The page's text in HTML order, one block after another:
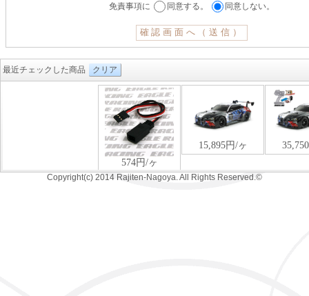
免責事項に
同意する。 同意しない。
最近チェックした商品 クリア
Copyright(c) 2014 Rajiten-Nagoya. All Rights Reserved.©